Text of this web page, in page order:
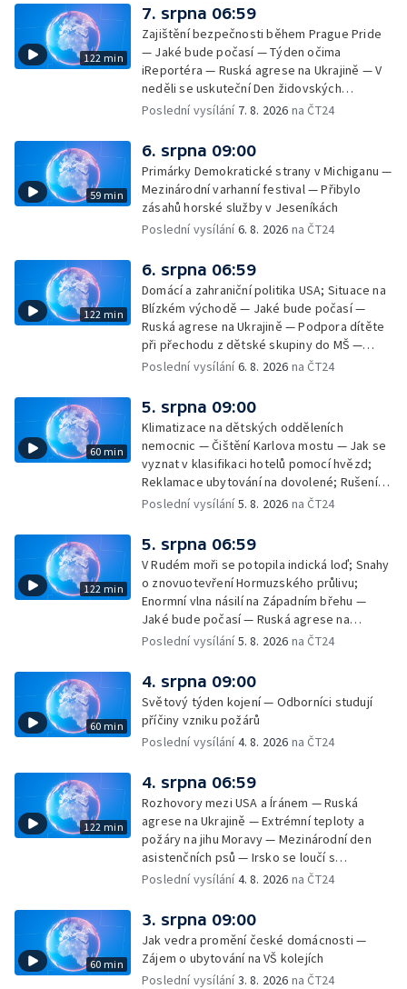
122 min
7. srpna 06:59
Zajištění bezpečnosti během Prague Pride
— Jaké bude počasí — Týden očima
iReportéra — Ruská agrese na Ukrajině — V
neděli se uskuteční Den židovských
památek — Vila Tugendhat slaví 25 let na
atletice 2026 — Výzkum: epidemie digitálních
závislostí je mýtus — Demolice vyhořelé
výškové budovy ve Zlíně
Poslední vysílání 7. 8. 2026 na ČT24
59 min
6. srpna 09:00
Primárky Demokratické strany v Michiganu —
Mezinárodní varhanní festival — Přibylo
zásahů horské služby v Jeseníkách
Poslední vysílání6. 8. 2026 na ČT24
122 min
6. srpna 06:59
Domácí a zahraniční politika USA; Situace na
Blízkém východě — Jaké bude počasí —
Ruská agrese na Ukrajině — Podpora dítěte
při přechodu z dětské skupiny do MŠ —
Filmové premiéry týdne — Dvě deci tuše v
rakovinu prsu
Poslední vysílání6. 8. 2026 na ČT24
60 min
5. srpna 09:00
Klimatizace na dětských odděleních
nemocnic — Čištění Karlova mostu — Jak se
vyznat v klasifikaci hotelů pomocí hvězd;
Reklamace ubytování na dovolené; Rušení
dovolené kvůli přírodním živlům; Práva
na dovolené v zahraničí; Platby a výběry na
dovolené v zahraničí — Těžba léčivé rašeliny
u Malé Morávky
Poslední vysílání5. 8. 2026 na ČT24
122 min
5. srpna 06:59
V Rudém moři se potopila indická loď; Snahy
o znovuotevření Hormuzského průlivu;
Enormní vlna násilí na Západním břehu —
Jaké bude počasí — Ruská agrese na
Ukrajině — Vliv veder na lidské orgány — Při
— Třem obcím na Brněnsku dočasně došla
pitná voda — SP v orientačním běhu v Česku
— Horko a požáry sužují Evropu — Rybářský
příměstský tábor
Poslední vysílání5. 8. 2026 na ČT24
60 min
4. srpna 09:00
Světový týden kojení — Odborníci studují
příčiny vzniku požárů
Poslední vysílání4. 8. 2026 na ČT24
122 min
4. srpna 06:59
Rozhovory mezi USA a Íránem — Ruská
agrese na Ukrajině — Extrémní teploty a
požáry na jihu Moravy — Mezinárodní den
asistenčních psů — Irsko se loučí s
hudebníkem Glenem Hansardem
Poslední vysílání4. 8. 2026 na ČT24
60 min
3. srpna 09:00
Jak vedra promění české domácnosti —
Zájem o ubytování na VŠ kolejích
Poslední vysílání3. 8. 2026 na ČT24